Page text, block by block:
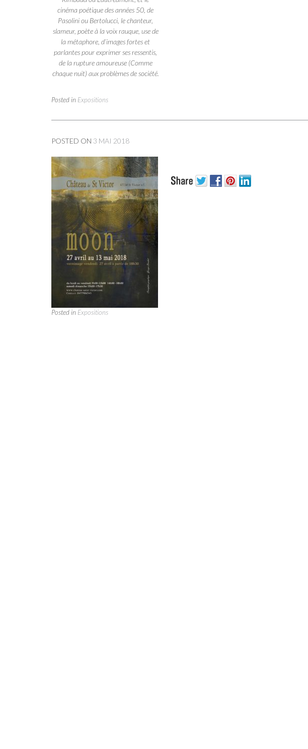
cinéma poétique des années 50, de
Pasolini ou Bertolucci, le chanteur,
slameur, poète à la voix rauque, use de
la métaphore, d’images fortes et
parlantes pour exprimer ses ressentis,
de la rupture amoureuse (Comme
chaque nuit) aux problèmes de société.
Posted in Expositions
POSTED ON 3 MAI 2018
Posted in Expositions